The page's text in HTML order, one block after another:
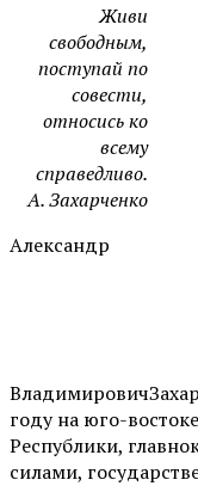
Живи
свободным,
поступай по
совести,
относись ко
всему
справедливо.
А. Захарченко
Александр
году на юго-
Республики,
силами,